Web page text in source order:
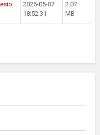
2026-05-07
18:52:31
2.07
MB